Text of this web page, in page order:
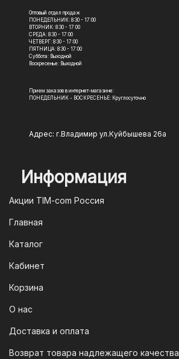
Оптовый отдел продаж
ПОНЕДЕЛЬНИК: 8:30 - 17:00
ВТОРНИК: 8:30 - 17:00
СРЕДА: 8:30 - 17:00
ЧЕТВЕРГ: 8:30 - 17:00
ПЯТНИЦА: 8:30 - 17:00
Суббота: Выходной
Воскресенье: Выходной
Прием заказов в интернет-магазине:
ПОНЕДЕЛЬНИК - ВОСКРЕСЕНЬЕ: Круглосуточно
Адрес: г.Владимир ул.Куйбышева 26а
Информация
Акции TIM-com Россия
Главная
Каталог
Кабинет
Корзина
О нас
Доставка и оплата
Возврат товара надлежащего качества